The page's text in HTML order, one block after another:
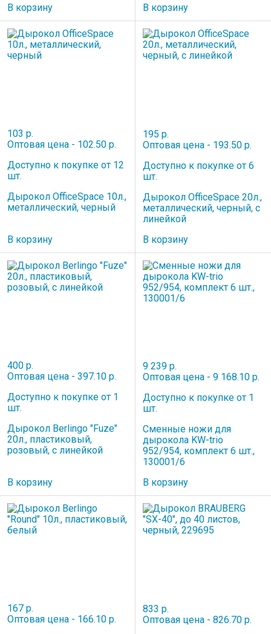
В корзину
В корзину
103 р.
Оптовая цена - 102.50 р.
Доступно к покупке от 12
шт.
Дырокол OfficeSpace 10л.,
металлический, черный
В корзину
195 р.
Оптовая цена - 193.50 р.
Доступно к покупке от 6
шт.
Дырокол OfficeSpace 20л.,
металлический, черный, с
линейкой
В корзину
400 р.
Оптовая цена - 397.10 р.
Доступно к покупке от 1
шт.
Дырокол Berlingo "Fuze"
20л., пластиковый,
розовый, с линейкой
В корзину
9 239 р.
Оптовая цена - 9 168.10 р.
Доступно к покупке от 1
шт.
Сменные ножи для
дырокола KW-trio
952/954, комплект 6 шт.,
130001/6
В корзину
167 р.
Оптовая цена - 166.10 р.
833 р.
Оптовая цена - 826.70 р.